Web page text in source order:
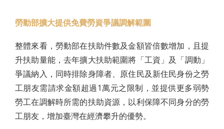
勞動部擴大提供免費勞資爭議調解範圍
整體來看，勞動部在扶助件數及金額皆倍數增加，且提
升扶助量能，去年擴大扶助範圍將「工資」及「調動」
爭議納入，同時排除身障者、原住民及新住民身份之勞
工朋友需請求金額超過1萬元之限制，並提供更多弱勢
勞工在調解時所需的扶助資源，以利保障不同身分的勞
工朋友，增加臺灣在經濟攀升的優勢。